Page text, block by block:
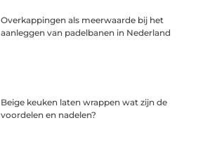
Overkappingen als meerwaarde bij het
aanleggen van padelbanen in Nederland
Beige keuken laten wrappen wat zijn de
voordelen en nadelen?